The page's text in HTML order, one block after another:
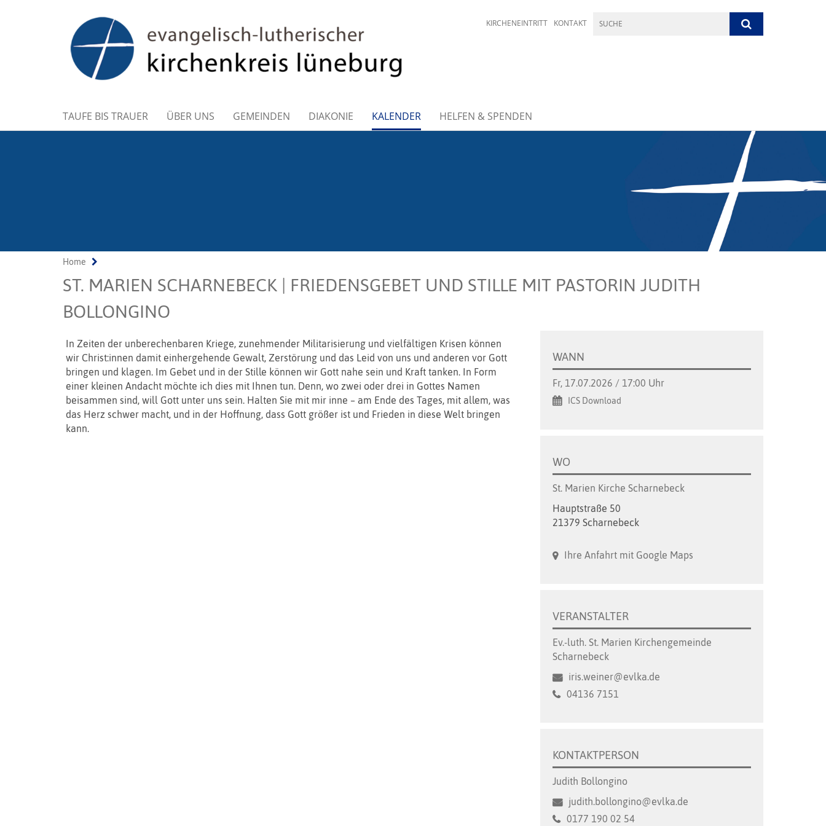
KIRCHENEINTRITT KONTAKT
TAUFE BIS TRAUER ÜBER UNS GEMEINDEN DIAKONIE KALENDER HELFEN & SPENDEN
Home
ST. MARIEN SCHARNEBECK | FRIEDENSGEBET UND STILLE MIT PASTORIN JUDITH
BOLLONGINO
In Zeiten der unberechenbaren Kriege, zunehmender Militarisierung und vielfältigen Krisen können
wir Christ:innen damit einhergehende Gewalt, Zerstörung und das Leid von uns und anderen vor Gott
bringen und klagen. Im Gebet und in der Stille können wir Gott nahe sein und Kraft tanken. In Form
einer kleinen Andacht möchte ich dies mit Ihnen tun. Denn, wo zwei oder drei in Gottes Namen
beisammen sind, will Gott unter uns sein. Halten Sie mit mir inne – am Ende des Tages, mit allem, was
das Herz schwer macht, und in der Hoffnung, dass Gott größer ist und Frieden in diese Welt bringen
kann.
WANN
Fr, 17.07.2026 / 17:00 Uhr
ICS Download
WO
St. Marien Kirche Scharnebeck
Hauptstraße 50
21379 Scharnebeck
Ihre Anfahrt mit Google Maps
VERANSTALTER
Ev.-luth. St. Marien Kirchengemeinde
Scharnebeck
iris.weiner@evlka.de
04136 7151
KONTAKTPERSON
Judith Bollongino
judith.bollongino@evlka.de
0177 190 02 54